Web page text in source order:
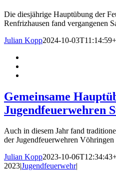
Die diesjährige Hauptübung der
Renfrizhausen fand vergangenen
Julian Kopp2024-10-
Gemeinsame
Jugendfeuerwehren
Auch in diesem Jahr fand
der Jugendfeuerwehren
Julian Kopp2023-10-
2023|Jugendfeuerwehr|